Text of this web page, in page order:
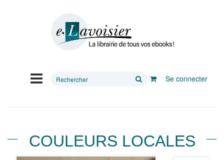
Rechercher
Se connecter
COULEURS LOCALES